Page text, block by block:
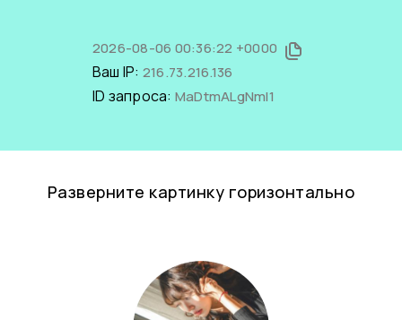
2026-08-06 00:36:22 +0000
Ваш IP: 216.73.216.136
ID запроса: MaDtmALgNmI1
Разверните картинку горизонтально